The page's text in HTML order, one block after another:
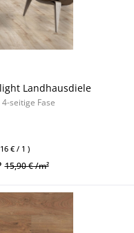
Landhausdiele
seitige Fase
€ / 1 )
15,90 € /m²